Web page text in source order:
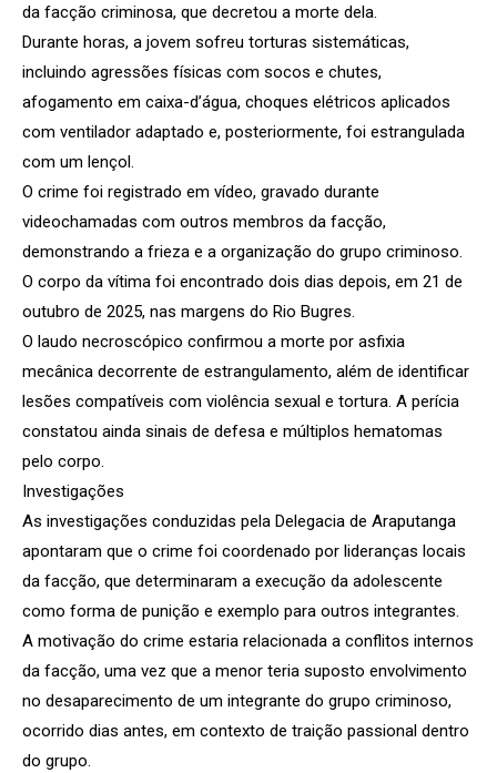
da facção criminosa, que decretou a morte dela.
Durante horas, a jovem sofreu torturas sistemáticas,
incluindo agressões físicas com socos e chutes,
afogamento em caixa-d’água, choques elétricos aplicados
com ventilador adaptado e, posteriormente, foi estrangulada
com um lençol.
O crime foi registrado em vídeo, gravado durante
videochamadas com outros membros da facção,
demonstrando a frieza e a organização do grupo criminoso.
O corpo da vítima foi encontrado dois dias depois, em 21 de
outubro de 2025, nas margens do Rio Bugres.
O laudo necroscópico confirmou a morte por asfixia
mecânica decorrente de estrangulamento, além de identificar
lesões compatíveis com violência sexual e tortura. A perícia
constatou ainda sinais de defesa e múltiplos hematomas
pelo corpo.
Investigações
As investigações conduzidas pela Delegacia de Araputanga
apontaram que o crime foi coordenado por lideranças locais
da facção, que determinaram a execução da adolescente
como forma de punição e exemplo para outros integrantes.
A motivação do crime estaria relacionada a conflitos internos
da facção, uma vez que a menor teria suposto envolvimento
no desaparecimento de um integrante do grupo criminoso,
ocorrido dias antes, em contexto de traição passional dentro
do grupo.